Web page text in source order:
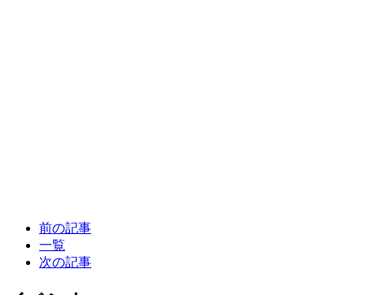
前の記事
一覧
次の記事